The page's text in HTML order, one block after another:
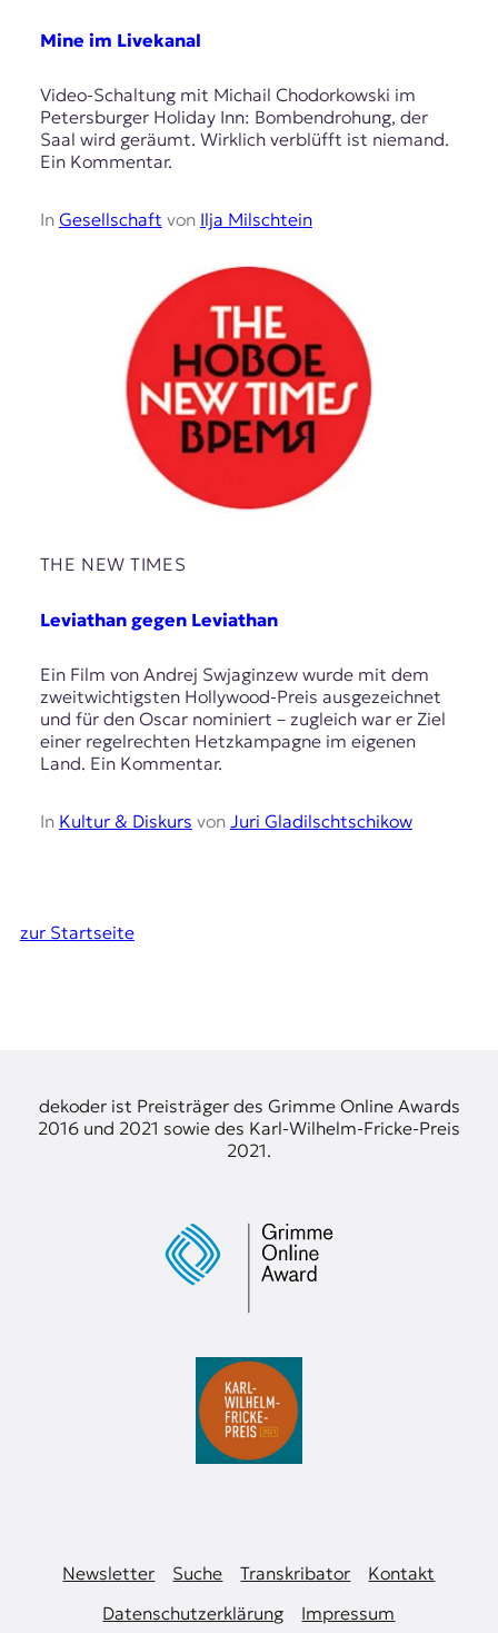
Mine im Livekanal
Video-Schaltung mit Michail Chodorkowski im
Petersburger Holiday Inn: Bombendrohung, der
Saal wird geräumt. Wirklich verblüfft ist niemand.
Ein Kommentar.
In Gesellschaft von Ilja Milschtein
THE NEW TIMES
Leviathan gegen Leviathan
Ein Film von Andrej Swjaginzew wurde mit dem
zweitwichtigsten Hollywood-Preis ausgezeichnet
und für den Oscar nominiert – zugleich war er Ziel
einer regelrechten Hetzkampagne im eigenen
Land. Ein Kommentar.
In Kultur & Diskurs von Juri Gladilschtschikow
zur Startseite
dekoder ist Preisträger des Grimme Online Awards
2016 und 2021 sowie des Karl-Wilhelm-Fricke-Preis
2021.
Newsletter Suche Transkribator
Kontakt
Datenschutzerklärung
Impressum